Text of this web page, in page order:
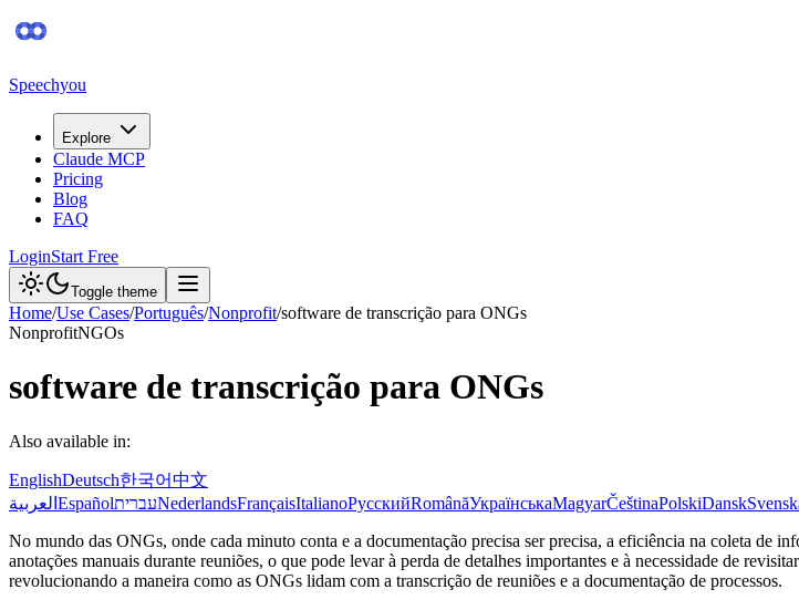
Speechyou
Explore
Claude MCP
Pricing
Blog
FAQ
LoginStart Free
Toggle theme
Home/Use Cases/Português/Nonprofit/software de transcrição para ONGs
NonprofitNGOs
software de transcrição para ONGs
Also available in:
EnglishDeutsch한국어中文
العربية EspañolעבריתNederlandsFrançaisItalianoРусскийRomânăУкраїнськаMagyarČeštinaPolskiDansk
No mundo das ONGs, onde cada minuto conta e a documentação precisa ser precisa, a eficiência na coleta de
anotações manuais durante reuniões, o que pode levar à perda de detalhes importantes e à necessidade de
revolucionando a maneira como as ONGs lidam com a transcrição de reuniões e a documentação de processos.